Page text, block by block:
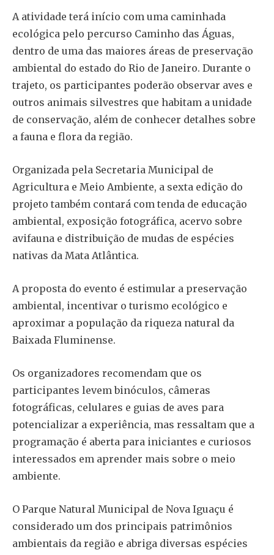
A atividade terá início com uma caminhada
ecológica pelo percurso Caminho das Águas,
dentro de uma das maiores áreas de preservação
ambiental do estado do Rio de Janeiro. Durante o
trajeto, os participantes poderão observar aves e
outros animais silvestres que habitam a unidade
de conservação, além de conhecer detalhes sobre
a fauna e flora da região.
Organizada pela Secretaria Municipal de
Agricultura e Meio Ambiente, a sexta edição do
projeto também contará com tenda de educação
ambiental, exposição fotográfica, acervo sobre
avifauna e distribuição de mudas de espécies
nativas da Mata Atlântica.
A proposta do evento é estimular a preservação
ambiental, incentivar o turismo ecológico e
aproximar a população da riqueza natural da
Baixada Fluminense.
Os organizadores recomendam que os
participantes levem binóculos, câmeras
fotográficas, celulares e guias de aves para
potencializar a experiência, mas ressaltam que a
programação é aberta para iniciantes e curiosos
interessados em aprender mais sobre o meio
ambiente.
O Parque Natural Municipal de Nova Iguaçu é
considerado um dos principais patrimônios
ambientais da região e abriga diversas espécies